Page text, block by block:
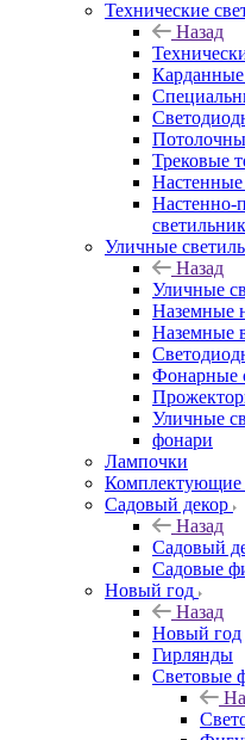
Технические
Назад
Карданные
Трековые
Настенные
Настенно-
Уличные
Назад
Уличные
Наземные
Наземные
Фонарные
Уличные
фонари
Лампочки
Комплектующие
Садовый декор
Назад
Садовый
Садовые
Новый год
Назад
Новый год
Гирлянды
Световые